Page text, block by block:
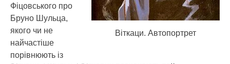
Віткаци. Автопортрет
Фіцовського про
Бруно Шульца,
якого чи не
найчастіше
порівнюють із